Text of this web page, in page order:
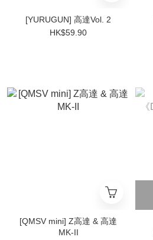
[YURUGUN] 高達Vol. 2
HK$59.90
[QMSV mini] Z高達 & 高達
MK-II